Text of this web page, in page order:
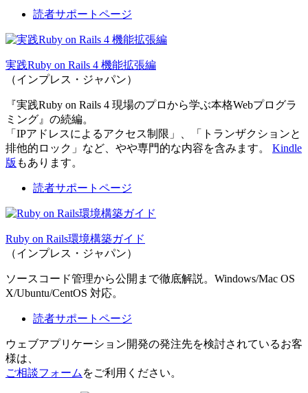
読者サポートページ
実践Ruby on Rails 4 機能拡張編
（インプレス・ジャパン）
『実践Ruby on Rails 4 現場のプロから学ぶ本格Webプログラ
ミング』の続編。
「IPアドレスによるアクセス制限」、「トランザクションと
排他的ロック」など、やや専門的な内容を含みます。 Kindle
版 もあります。
読者サポートページ
Ruby on Rails環境構築ガイド
（インプレス・ジャパン）
ソースコード管理から公開まで徹底解説。Windows/Mac OS
X/Ubuntu/CentOS 対応。
読者サポートページ
ウェブアプリケーション開発の発注先を検討されているお客
様は、
ご相談フォーム をご利用ください。